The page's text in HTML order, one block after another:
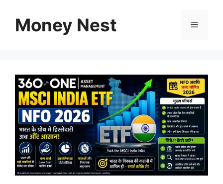
contentMoney Nest Menu